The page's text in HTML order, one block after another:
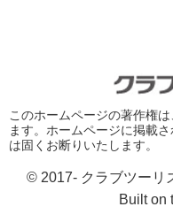
このホームページの著作権
ます。ホームページに掲載
は固くお断りいたします。
© 2017- クラブツーリ
Built on